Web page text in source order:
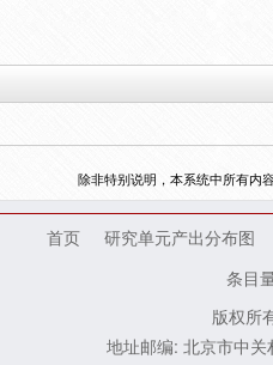
除非特别说明，本系统中所有内
首页
研究单元产出分布图
条目
版权所
地址邮编: 北京市中